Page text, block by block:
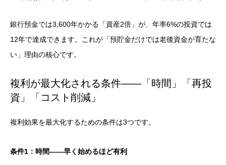
銀行預金では3,600年かかる「資産2倍」が、年率6%の投資では
12年で達成できます。これが「預貯金だけでは老後資金が育たな
い」理由の核心です。
複利が最大化される条件——「時間」「再投
資」「コスト削減」
複利効果を最大化するための条件は3つです。
条件1：時間——早く始めるほど有利